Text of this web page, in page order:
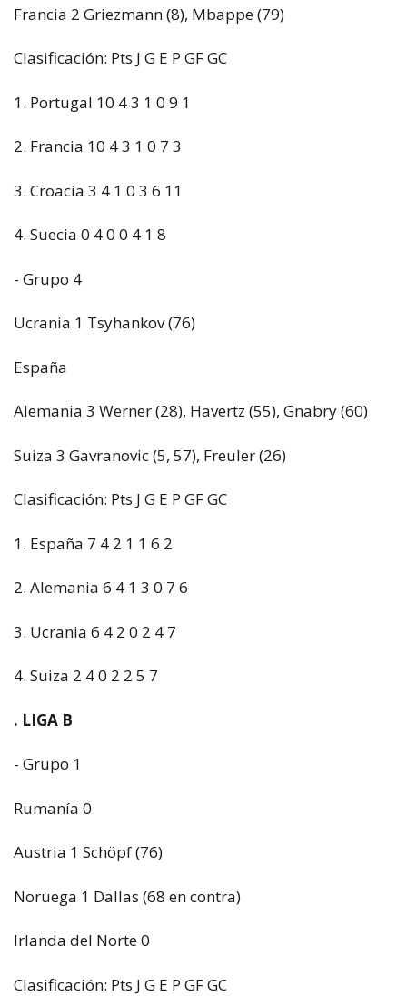
Francia 2 Griezmann (8), Mbappe (79)
Clasificación: Pts J G E P GF GC
1. Portugal 10 4 3 1 0 9 1
2. Francia 10 4 3 1 0 7 3
3. Croacia 3 4 1 0 3 6 11
4. Suecia 0 4 0 0 4 1 8
- Grupo 4
Ucrania 1 Tsyhankov (76)
España
Alemania 3 Werner (28), Havertz (55), Gnabry (60)
Suiza 3 Gavranovic (5, 57), Freuler (26)
Clasificación: Pts J G E P GF GC
1. España 7 4 2 1 1 6 2
2. Alemania 6 4 1 3 0 7 6
3. Ucrania 6 4 2 0 2 4 7
4. Suiza 2 4 0 2 2 5 7
. LIGA B
- Grupo 1
Rumanía 0
Austria 1 Schöpf (76)
Noruega 1 Dallas (68 en contra)
Irlanda del Norte 0
Clasificación: Pts J G E P GF GC